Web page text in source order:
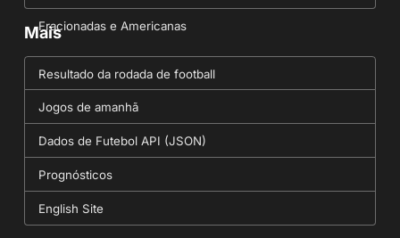
Fracionadas e Americanas
Mais
Resultado da rodada de football
Jogos de amanhã
Dados de Futebol API (JSON)
Prognósticos
English Site